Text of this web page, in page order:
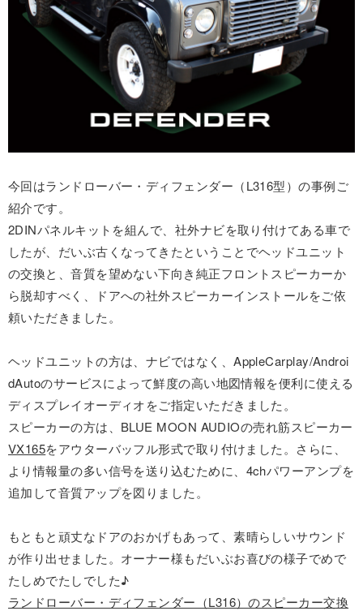
今回はランドローバー・ディフェンダー（L316型）の事例ご
紹介です。
2DINパネルキットを組んで、社外ナビを取り付けてある車で
したが、だいぶ古くなってきたということでヘッドユニット
の交換と、音質を望めない下向き純正フロントスピーカーか
ら脱却すべく、ドアへの社外スピーカーインストールをご依
頼いただきました。
ヘッドユニットの方は、ナビではなく、AppleCarplay/Androi
dAutoのサービスによって鮮度の高い地図情報を便利に使える
ディスプレイオーディオをご指定いただきました。
スピーカーの方は、BLUE MOON AUDIOの売れ筋スピーカー
VX165をアウターバッフル形式で取り付けました。さらに、
より情報量の多い信号を送り込むために、4chパワーアンプを
追加して音質アップを図りました。
もともと頑丈なドアのおかげもあって、素晴らしいサウンド
が作り出せました。オーナー様もだいぶお喜びの様子でめで
たしめでたしでした♪
ランドローバー・ディフェンダー（L316）のスピーカー交換